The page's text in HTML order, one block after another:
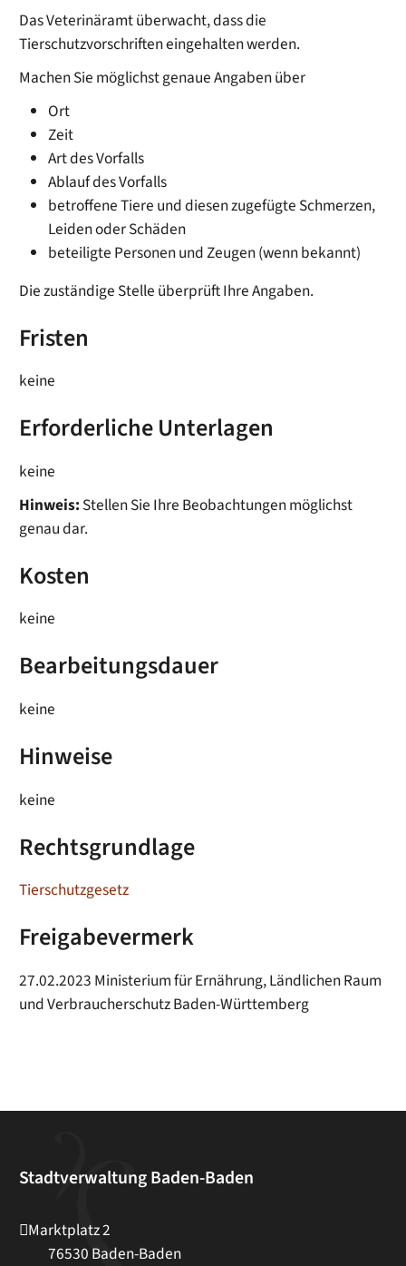
Das Veterinäramt überwacht, dass die
Tierschutzvorschriften eingehalten werden.
Machen Sie möglichst genaue Angaben über
Ort
Zeit
Art des Vorfalls
Ablauf des Vorfalls
betroffene Tiere und diesen zugefügte Schmerzen,
Leiden oder Schäden
beteiligte Personen und Zeugen(wenn bekannt)
Die zuständige Stelle überprüft Ihre Angaben.
Fristen
keine
Erforderliche Unterlagen
keine
Hinweis: Stellen Sie Ihre Beobachtungen möglichst
genau dar.
Kosten
keine
Bearbeitungsdauer
keine
Hinweise
keine
Rechtsgrundlage
Tierschutzgesetz
Freigabevermerk
27.02.2023 Ministerium für Ernährung, Ländlichen Raum
und Verbraucherschutz Baden-Württemberg
Stadtverwaltung Baden-Baden
Marktplatz 2
76530 Baden-Baden